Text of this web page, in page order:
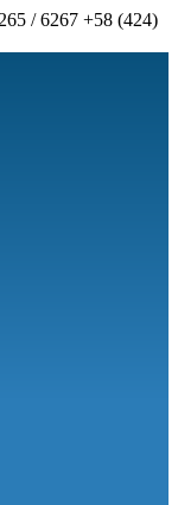
/ 6267 +58 (424)